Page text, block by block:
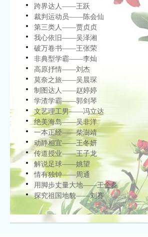
跨界达人——王跃
裁判运动员——陈会仙
第三类人——贾贞贞
我心依旧——吴泽湘
破万卷书——王张荣
非典型学霸——李灿
高原抒情——刘杰
莫奈之旅——吴晨琛
制图达人——赵婷婷
学渣学霸——郭剑琴
文艺理工男——冯立达
绝美海岛——吴非洋
一本正经——柴澍靖
动静相宜——王冬妍
传道授业——王子龙
解说足球——姚望
情有独钟——周通
用脚步丈量大地——王金磊
探究祖国地貌——刘赛